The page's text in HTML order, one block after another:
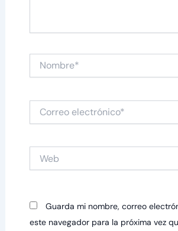
Nombre*
Correo
electrónico*
Guarda mi nombre, correo
este navegador para la próxima vez